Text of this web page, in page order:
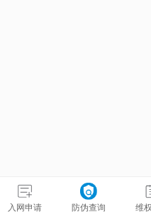
入网申请 防伪查询 维